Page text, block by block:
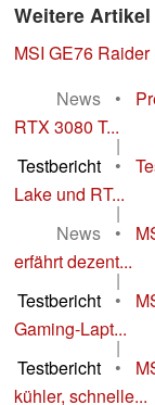
Weitere
MSI GE76 Raider
News
•
RTX 3080 T...
|
Testbericht
•
Lake und RT...
|
News
•
erfährt dezent...
|
Testbericht
•
Gaming-Lapt...
|
Testbericht
•
kühler, schnelle...